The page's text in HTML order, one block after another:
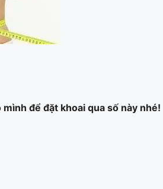
để đặt khoai qua số này nhé!